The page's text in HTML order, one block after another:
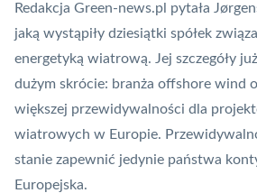
Redakcja Green-news.pl pytała
jaką wystąpiły dziesiątki spółek
energetyką wiatrową. Jej szczegóły
dużym skrócie: branża offshore wind
większej przewidywalności dla
wiatrowych w Europie.
stanie zapewnić jedynie państwa
Europejska.